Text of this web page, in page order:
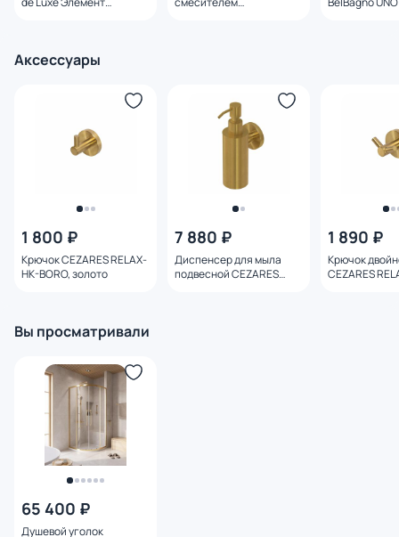
Аксессуары
1 800 ₽
Крючок CEZARES RELAX-
HK-BORO, золото
7 880 ₽
Диспенсер для мыла
подвесной CEZARES
1 890 ₽
Крючок
CEZARES
Вы просматривали
65 400 ₽
Душевой уголок